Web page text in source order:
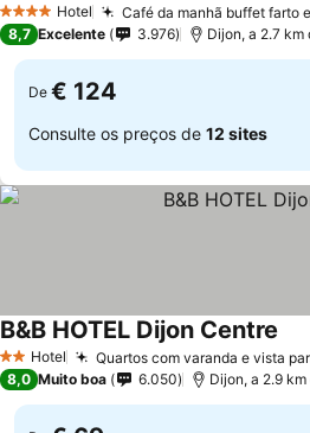
4 EstrelasHotel Café da manhã buffet farto
8,7 Excelente 3.976 Dijon, a 2.7 km
De € 124
Consulte os preços de 12 sites
2 Estrelas
Hotel Quartos com varanda e vista
B&B HOTEL Dijon Centre
8,0 Muito boa 6.050 Dijon, a 2.9